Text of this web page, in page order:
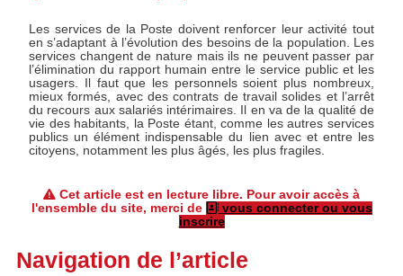
Les services de la Poste doivent renforcer leur activité tout
en s’adaptant à l’évolution des besoins de la population. Les
services changent de nature mais ils ne peuvent passer par
l’élimination du rapport humain entre le service public et les
usagers. Il faut que les personnels soient plus nombreux,
mieux formés, avec des contrats de travail solides et l’arrêt
du recours aux salariés intérimaires. Il en va de la qualité de
vie des habitants, la Poste étant, comme les autres services
publics un élément indispensable du lien avec et entre les
citoyens, notamment les plus âgés, les plus fragiles.
Cet article est en lecture libre. Pour avoir accès à
l'ensemble du site, merci de
vous connecter ou vous
inscrire
Navigation de l’article